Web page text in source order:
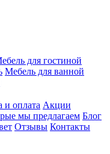
для гостиной
Мебель для ванной
и оплата Акции
мы предлагаем Блог
Отзывы Контакты